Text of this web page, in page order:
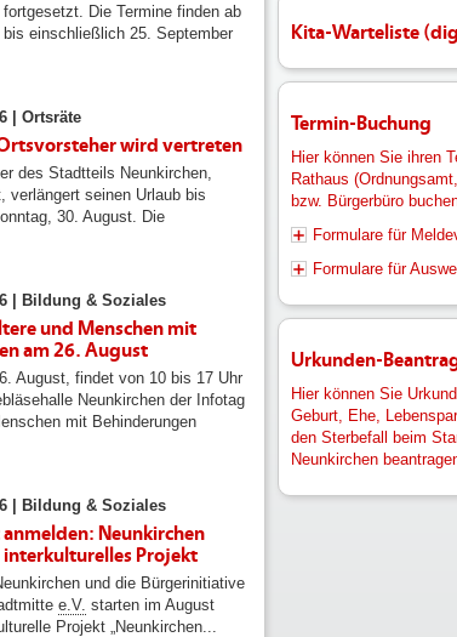
fortgesetzt. Die Termine finden ab
einschließlich 25. September
| Ortsräte
wird vertreten
des Stadtteils Neunkirchen,
verlängert seinen Urlaub bis
30. August. Die
|
Bildung & Soziales
und Menschen mit
am 26. August
August, findet von 10 bis 17 Uhr
Neunkirchen der Infotag
mit Behinderungen
|
Bildung & Soziales
Neunkirchen
interkulturelles Projekt
und die Bürgerinitiative
e.V. starten im August
Projekt „Neunkirchen...
Kita-Warteliste
Termin-Buchung
Hier können Sie ihren
Rathaus
bzw. Bürgerbüro
Formulare für
Formulare für
Urkunden-
Hier können Sie
Geburt, Ehe,
den Sterbefall beim
Neunkirchen